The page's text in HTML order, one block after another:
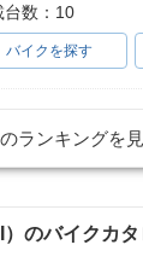
台数：10
バイクを探す
ランキングを
のバイクカタ